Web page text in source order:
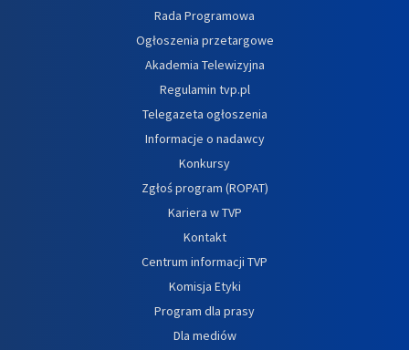
Rada Programowa
Ogłoszenia przetargowe
Akademia Telewizyjna
Regulamin tvp.pl
Telegazeta ogłoszenia
Informacje o nadawcy
Konkursy
Zgłoś program (ROPAT)
Kariera w TVP
Kontakt
Centrum informacji TVP
Komisja Etyki
Program dla prasy
Dla mediów